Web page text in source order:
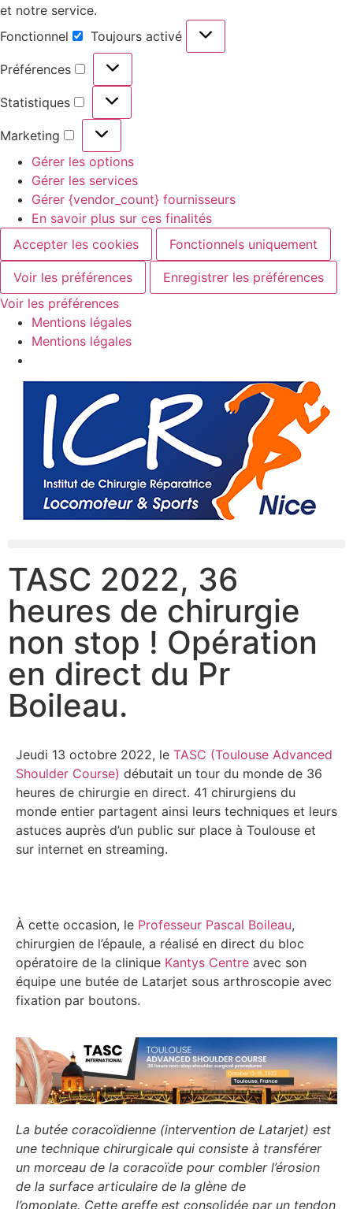
et notre service.
Fonctionnel
Toujours activé
Préférences
Statistiques
Marketing
Gérer les options
Gérer les services
Gérer {vendor_count} fournisseurs
En savoir plus sur ces finalités
Accepter les cookies
Fonctionnels uniquement
Voir les préférences
Enregistrer les préférences
Voir les préférences
Mentions légales
Mentions légales
TASC 2022, 36
heures de chirurgie
non stop ! Opération
en direct du Pr
Boileau.
Jeudi 13 octobre 2022, le TASC (Toulouse Advanced
Shoulder Course) débutait un tour du monde de 36
heures de chirurgie en direct. 41 chirurgiens du
monde entier partagent ainsi leurs techniques et leurs
astuces auprès d’un public sur place à Toulouse et
sur internet en streaming.
À cette occasion, le Professeur Pascal Boileau,
chirurgien de l’épaule, a réalisé en direct du bloc
opératoire de la clinique Kantys Centre avec son
équipe une butée de Latarjet sous arthroscopie avec
fixation par boutons.
La butée coracoïdienne (intervention de Latarjet) est
une technique chirurgicale qui consiste à transférer
un morceau de la coracoïde pour combler l’érosion
de la surface articulaire de la glène de
l’omoplate. Cette greffe est consolidée par un tendon